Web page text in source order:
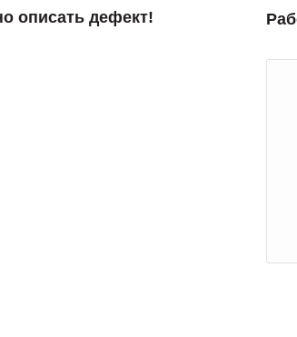
описать дефект!